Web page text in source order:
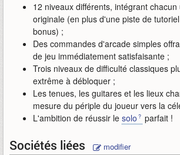
12 niveaux différents, intégrant chacun
originale (en plus d'une piste de
bonus) ;
Des commandes d'arcade simples
de jeu immédiatement satisfaisante ;
Trois niveaux de difficulté classiques
extrême à débloquer ;
Les tenues, les guitares et les lieux
mesure du périple du joueur vers la
L'ambition de réussir le solo parfait !
Sociétés liées modifier